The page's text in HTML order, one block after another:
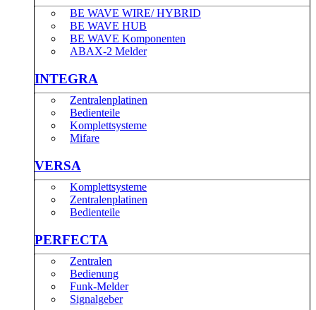
BE WAVE WIRE/ HYBRID
BE WAVE HUB
BE WAVE Komponenten
ABAX-2 Melder
INTEGRA
Zentralenplatinen
Bedienteile
Komplettsysteme
Mifare
VERSA
Komplettsysteme
Zentralenplatinen
Bedienteile
PERFECTA
Zentralen
Bedienung
Funk-Melder
Signalgeber